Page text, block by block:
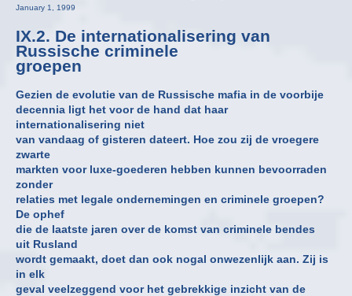
January 1, 1999
IX.2. De internationalisering van
Russische criminele
groepen
Gezien de evolutie van de Russische mafia in de voorbije
decennia ligt het voor de hand dat haar
internationalisering niet
van vandaag of gisteren dateert. Hoe zou zij de vroegere
zwarte
markten voor luxe-goederen hebben kunnen bevoorraden
zonder
relaties met legale ondernemingen en criminele groepen?
De ophef
die de laatste jaren over de komst van criminele bendes
uit Rusland
wordt gemaakt, doet dan ook nogal onwezenlijk aan. Zij is
in elk
geval veelzeggend voor het gebrekkige inzicht van de